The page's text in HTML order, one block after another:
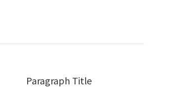
Paragraph Title